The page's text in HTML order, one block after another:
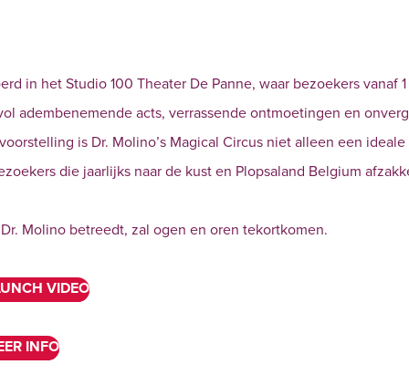
in het Studio 100 Theater De Panne, waar bezoekers vanaf
adembenemende acts, verrassende ontmoetingen en
is Dr. Molino’s Magical Circus niet alleen een
die jaarlijks naar de kust en Plopsaland Belgium
Molino betreedt, zal ogen en oren tekortkomen.
VIDEO
INFO